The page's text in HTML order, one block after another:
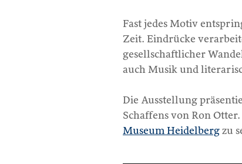
Fast jedes Motiv
Zeit. Eindrücke
gesellschaftlicher
auch Musik und
Die Ausstellung
Schaffens von Ron
Museum Heidelberg zu